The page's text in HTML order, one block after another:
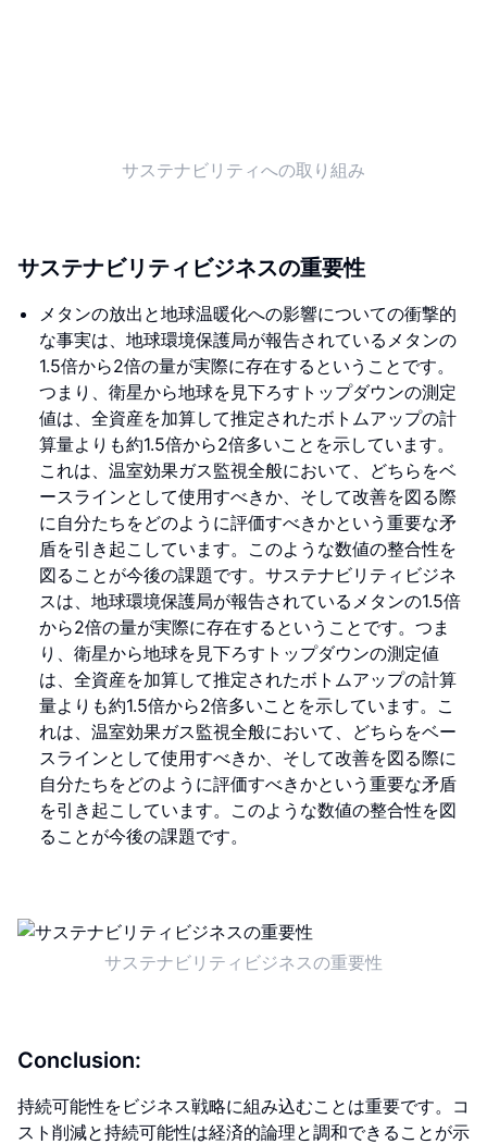
サステナビリティへの取り組み
サステナビリティビジネスの重要性
メタンの放出と地球温暖化への影響についての衝撃的
な事実は、地球環境保護局が報告されているメタンの
1.5倍から2倍の量が実際に存在するということです。
つまり、衛星から地球を見下ろすトップダウンの測定
値は、全資産を加算して推定されたボトムアップの計
算量よりも約1.5倍から2倍多いことを示しています。
これは、温室効果ガス監視全般において、どちらをベ
ースラインとして使用すべきか、そして改善を図る際
に自分たちをどのように評価すべきかという重要な矛
盾を引き起こしています。このような数値の整合性を
図ることが今後の課題です。サステナビリティビジネ
スは、地球環境保護局が報告されているメタンの1.5倍
から2倍の量が実際に存在するということです。つま
り、衛星から地球を見下ろすトップダウンの測定値
は、全資産を加算して推定されたボトムアップの計算
量よりも約1.5倍から2倍多いことを示しています。こ
れは、温室効果ガス監視全般において、どちらをベー
スラインとして使用すべきか、そして改善を図る際に
自分たちをどのように評価すべきかという重要な矛盾
を引き起こしています。このような数値の整合性を図
ることが今後の課題です。
サステナビリティビジネスの重要性
Conclusion:
持続可能性をビジネス戦略に組み込むことは重要です。コ
スト削減と持続可能性は経済的論理と調和できることが示